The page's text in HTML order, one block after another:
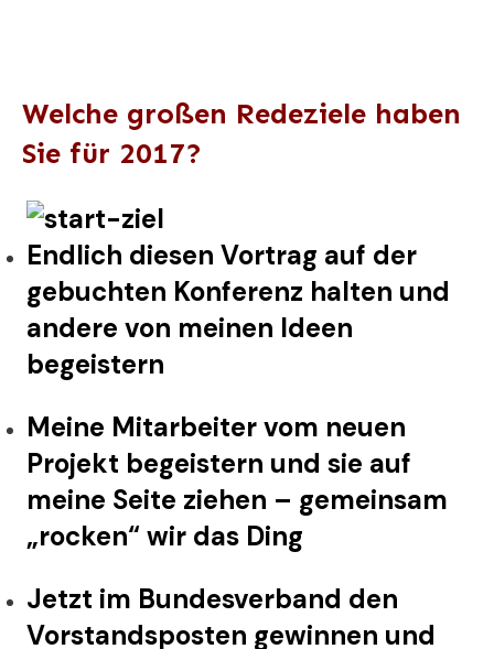
Welche großen Redeziele haben
Sie für 2017?
Endlich diesen Vortrag auf der
gebuchten Konferenz halten und
andere von meinen Ideen
begeistern
Meine Mitarbeiter vom neuen
Projekt begeistern und sie auf
meine Seite ziehen – gemeinsam
„rocken“ wir das Ding
Jetzt im Bundesverband den
Vorstandsposten gewinnen und